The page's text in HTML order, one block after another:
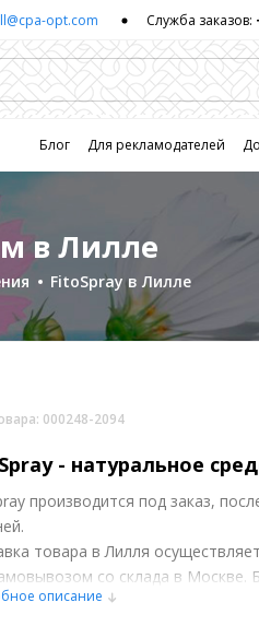
opt.com Служба заказов:
Блог Для рекламодателей
FitoSpray в Лилле
в Лилле
000248-2094
- натуральное
производится под заказ,
товара в Лилля
со склада в Москве.
заказа с менеджером.
описание